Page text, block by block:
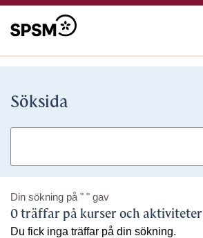
Söksida
Din sökning på " " gav
0 träffar på kurser och aktiviteter
Du fick inga träffar på din sökning.